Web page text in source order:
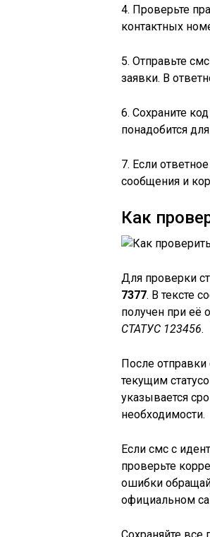
4. Проверьте
контактных
5. Отправьте
заявки. В
6. Сохраните
понадобится
7. Если
сообщения и
Как
Для проверки
7377. В тексте
получен при её
СТАТУС 123456.
После
текущим
указывается
необходимости.
Если смс с
проверьте
ошибки
официальном